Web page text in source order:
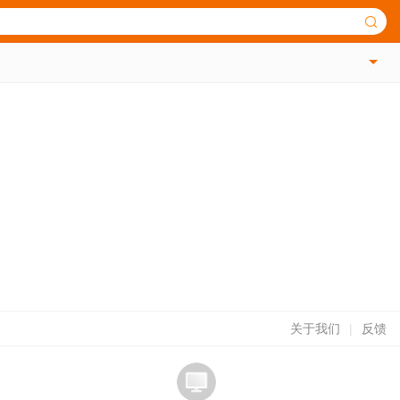
关于我们 | 反馈